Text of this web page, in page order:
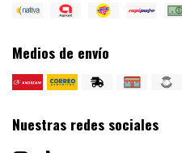
Medios de envío
Nuestras redes sociales